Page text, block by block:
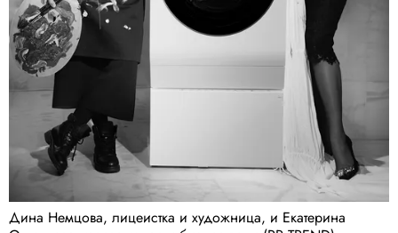
Дина Немцова, лицеистка и художница​, и Екатерина